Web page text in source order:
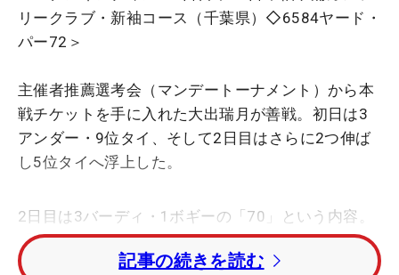
リークラブ・新袖コース（千葉県）◇6584ヤード・
パー72＞
主催者推薦選考会（マンデートーナメント）から本
戦チケットを手に入れた大出瑞月が善戦。初日は3
アンダー・9位タイ、そして2日目はさらに2つ伸ば
し5位タイへ浮上した。
2日目は3バーディ・1ボギーの「70」という内容。
「前半はすこぶる悪かった（笑）」と話すも、5番
パー4でのチップインバーディが流れを良くした。
記事の続きを読む